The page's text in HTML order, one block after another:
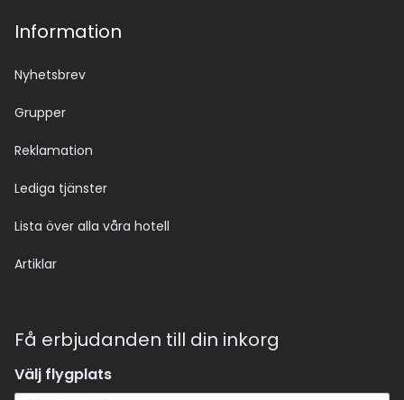
Information
Nyhetsbrev
Grupper
Reklamation
Lediga tjänster
Lista över alla våra hotell
Artiklar
Få erbjudanden till din inkorg
Välj flygplats